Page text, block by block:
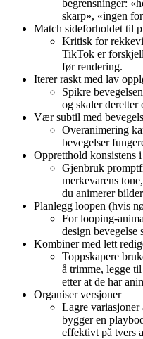
begrensninger:
skarp», «ingen
Match sideforholdet til
Kritisk for
TikTok er
før rendering.
Iterer raskt med lav
Spikre
og skaler deretter
Vær subtil med
Overanimering
bevegelser
Oppretthold konsistens
Gjenbruk
merkevarens
du animerer
Planlegg loopen (hvis
For looping-
design bevegelse
Kombiner med lett
Toppskapere
å trimme, legge
etter at de har
Organiser versjoner
Lagre
bygger en
effektivt på tvers